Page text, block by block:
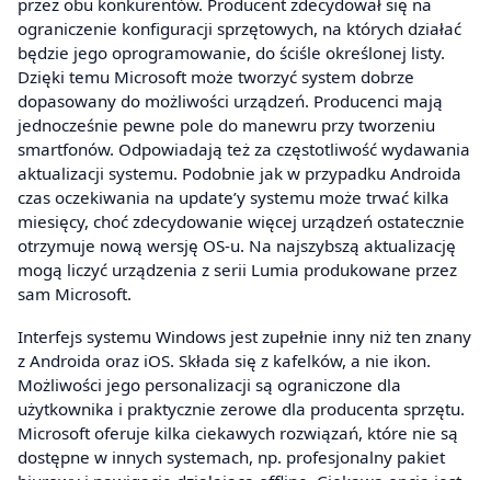
przez obu konkurentów. Producent zdecydował się na
ograniczenie konfiguracji sprzętowych, na których działać
będzie jego oprogramowanie, do ściśle określonej listy.
Dzięki temu Microsoft może tworzyć system dobrze
dopasowany do możliwości urządzeń. Producenci mają
jednocześnie pewne pole do manewru przy tworzeniu
smartfonów. Odpowiadają też za częstotliwość wydawania
aktualizacji systemu. Podobnie jak w przypadku Androida
czas oczekiwania na update’y systemu może trwać kilka
miesięcy, choć zdecydowanie więcej urządzeń ostatecznie
otrzymuje nową wersję OS-u. Na najszybszą aktualizację
mogą liczyć urządzenia z serii Lumia produkowane przez
sam Microsoft.
Interfejs systemu Windows jest zupełnie inny niż ten znany
z Androida oraz iOS. Składa się z kafelków, a nie ikon.
Możliwości jego personalizacji są ograniczone dla
użytkownika i praktycznie zerowe dla producenta sprzętu.
Microsoft oferuje kilka ciekawych rozwiązań, które nie są
dostępne w innych systemach, np. profesjonalny pakiet